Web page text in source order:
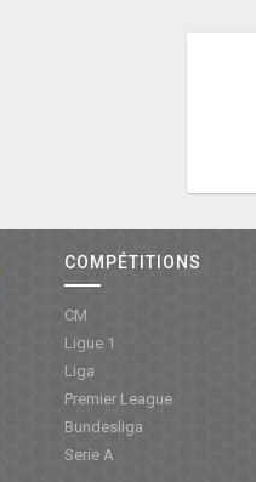
COMPÉTITIONS
CM
Ligue 1
Liga
Premier League
Bundesliga
Serie A